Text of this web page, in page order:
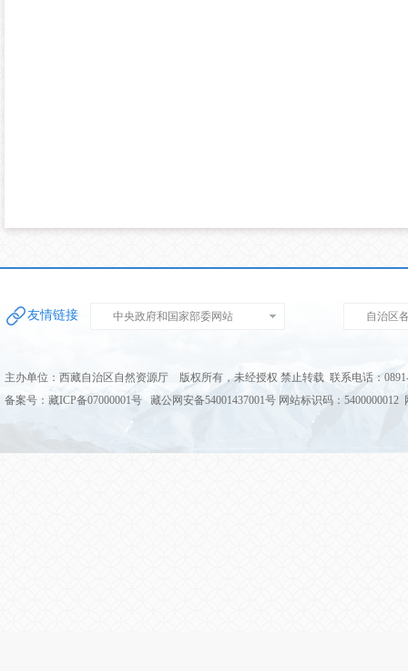
友情链接 中央政府和国家部委网站 自治区
主办单位：西藏自治区自然资源厅 版权所有，未经授权 禁止转载 联系电话：
备案号：藏ICP备07000001号 藏公网安备54001437001号 网站标识码：5400000012